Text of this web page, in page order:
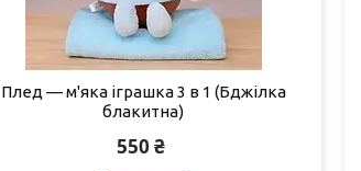
Плед — м'яка іграшка 3 в 1 (Бджілка
блакитна)
550 ₴